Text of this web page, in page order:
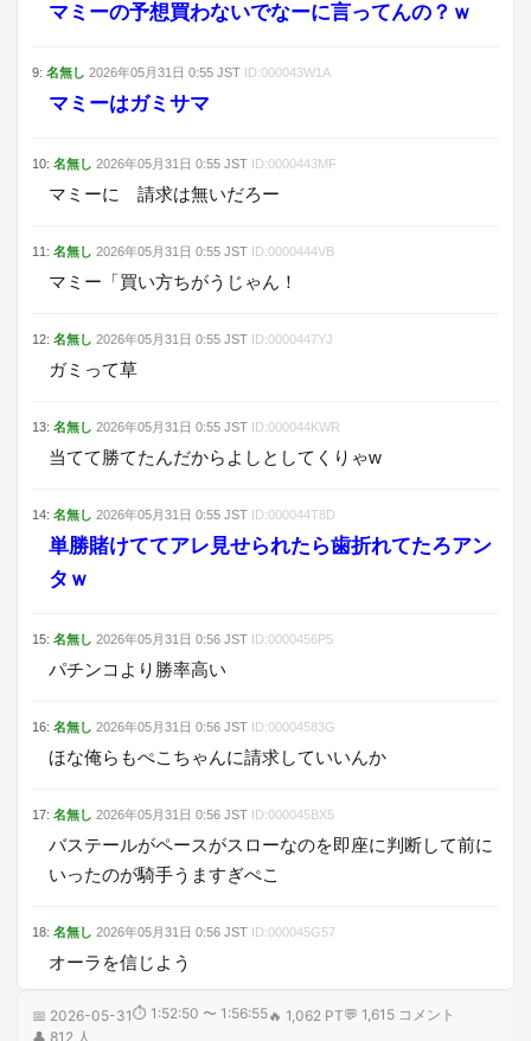
マミーの予想買わないでなーに言ってんの？ｗ
9: 名無し 2026年05月31日 0:55 JST ID:000043W1A
マミーはガミサマ
10: 名無し 2026年05月31日 0:55 JST ID:0000443MF
マミーに 請求は無いだろー
11 : 名無し 2026年05月31日 0:55 JST ID:0000444VB
マミー「買い方ちがうじゃん！
12: 名無し 2026年05月31日 0:55 JST ID:0000447YJ
ガミって草
13: 名無し 2026年05月31日 0:55 JST ID:000044KWR
当てて勝てたんだからよしとしてくりゃw
14: 名無し 2026年05月31日 0:55 JST ID:000044T8D
単勝賭けててアレ見せられたら歯折れてたろアン
タｗ
15: 名無し 2026年05月31日 0:56 JST ID:0000456P5
パチンコより勝率高い
16: 名無し 2026年05月31日 0:56 JST ID:00004583G
ほな俺らもぺこちゃんに請求していいんか
17: 名無し 2026年05月31日 0:56 JST ID:000045BX5
バステールがペースがスローなのを即座に判断して前に
いったのが騎手うますぎぺこ
18: 名無し 2026年05月31日 0:56 JST ID:000045G57
オーラを信じよう
📅 2026-05-31⏱ 1:52:50 〜 1:56:55🔥 1,062 PT💬 1,615 コメント
👤 812 人